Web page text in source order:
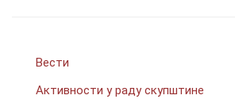
Вести
Активности у раду скупштине